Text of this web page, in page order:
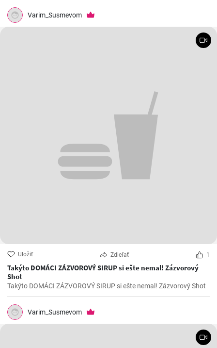
Varim_Susmevom
Uložiť Zdieľať 1
Takýto DOMÁCI ZÁZVOROVÝ SIRUP si ešte nemal! Zázvorový
Shot
Takýto DOMÁCI ZÁZVOROVÝ SIRUP si ešte nemal! Zázvorový Shot
Varim_Susmevom